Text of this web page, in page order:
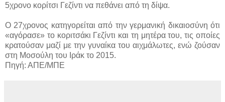
5χρονο κορίτσι Γεζίντι να πεθάνει από τη δίψα.
Ο 27χρονος κατηγορείται από την γερμανική δικαιοσύνη ότι
«αγόρασε» το κοριτσάκι Γεζίντι και τη μητέρα του, τις οποίες
κρατούσαν μαζί με την γυναίκα του αιχμάλωτες, ενώ ζούσαν
στη Μοσούλη του Ιράκ το 2015.
Πηγή: ΑΠΕ/ΜΠΕ